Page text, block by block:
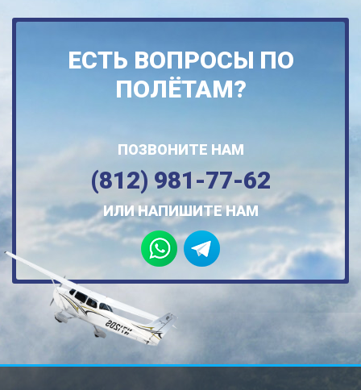
ЕСТЬ ВОПРОСЫ ПО
ПОЛЁТАМ?
ПОЗВОНИТЕ НАМ
(812) 981-77-62
ИЛИ НАПИШИТЕ НАМ